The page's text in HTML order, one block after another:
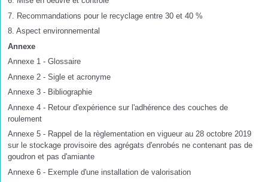
7. Recommandations pour le recyclage entre 30 et 40 %
8. Aspect environnemental
Annexe
Annexe 1 - Glossaire
Annexe 2 - Sigle et acronyme
Annexe 3 - Bibliographie
Annexe 4 - Retour d'expérience sur l'adhérence des couches de
roulement
Annexe 5 - Rappel de la règlementation en vigueur au 28 octobre 2019
sur le stockage provisoire des agrégats d'enrobés ne contenant pas de
goudron et pas d'amiante
Annexe 6 - Exemple d'une installation de valorisation